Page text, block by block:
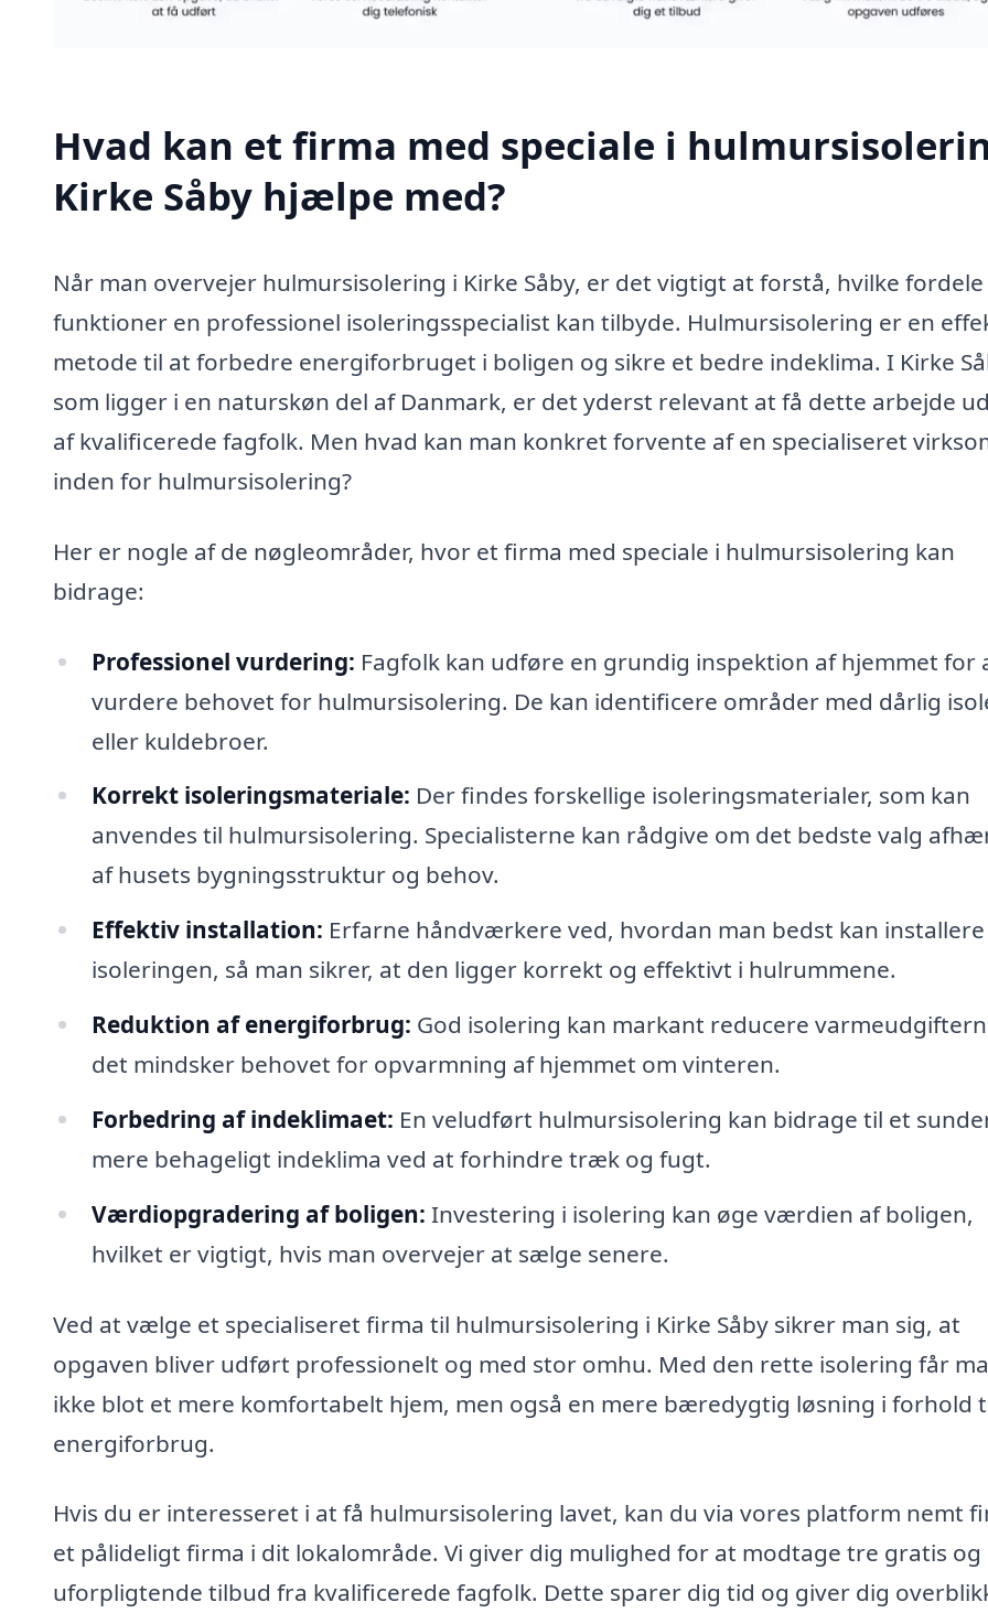
Hvad kan et firma med speciale i
Kirke Såby hjælpe med?
Når man overvejer hulmursisolering i Kirke Såby, er det vigtigt at forstå, hvilke
funktioner en professionel isoleringsspecialist kan tilbyde. Hulmursisolering er en
metode til at forbedre energiforbruget i boligen og sikre et bedre indeklima. I Kirke
som ligger i en naturskøn del af Danmark, er det yderst relevant at få dette arbejde
af kvalificerede fagfolk. Men hvad kan man konkret forvente af en specialiseret
inden for hulmursisolering?
Her er nogle af de nøgleområder, hvor et firma med speciale i hulmursisolering kan
bidrage:
Professionel vurdering: Fagfolk kan udføre en grundig inspektion af hjemmet for
vurdere behovet for hulmursisolering. De kan identificere områder med dårlig
eller kuldebroer.
Korrekt isoleringsmateriale: Der findes forskellige isoleringsmaterialer, som kan
anvendes til hulmursisolering. Specialisterne kan rådgive om det bedste valg
af husets bygningsstruktur og behov.
Effektiv installation: Erfarne håndværkere ved, hvordan man bedst kan installere
isoleringen, så man sikrer, at den ligger korrekt og effektivt i hulrummene.
Reduktion af energiforbrug: God isolering kan markant reducere
det mindsker behovet for opvarmning af hjemmet om vinteren.
Forbedring af indeklimaet: En veludført hulmursisolering kan bidrage til et
mere behageligt indeklima ved at forhindre træk og fugt.
Værdiopgradering af boligen: Investering i isolering kan øge værdien af boligen,
hvilket er vigtigt, hvis man overvejer at sælge senere.
Ved at vælge et specialiseret firma til hulmursisolering i Kirke Såby sikrer man sig, at
opgaven bliver udført professionelt og med stor omhu. Med den rette isolering får
ikke blot et mere komfortabelt hjem, men også en mere bæredygtig løsning i forhold
energiforbrug.
Hvis du er interesseret i at få hulmursisolering lavet, kan du via vores platform nemt
et pålideligt firma i dit lokalområde. Vi giver dig mulighed for at modtage tre gratis og
uforpligtende tilbud fra kvalificerede fagfolk. Dette sparer dig tid og giver dig